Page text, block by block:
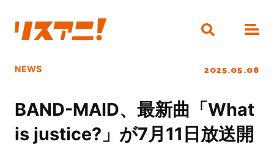
NEWS 2025.05.08
BAND-MAID、最新曲「What
is justice?」が7月11日放送開